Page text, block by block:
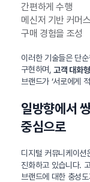
간편하게 수행
메신저 기반 커머
구매 경험을 조성
이러한 기술들은 단
구현하며, 고객 대화
브랜드가 ‘서로에게
일방향에서
중심으로
디지털 커뮤니케이션
진화하고 있습니다.
브랜드에 대한 충성